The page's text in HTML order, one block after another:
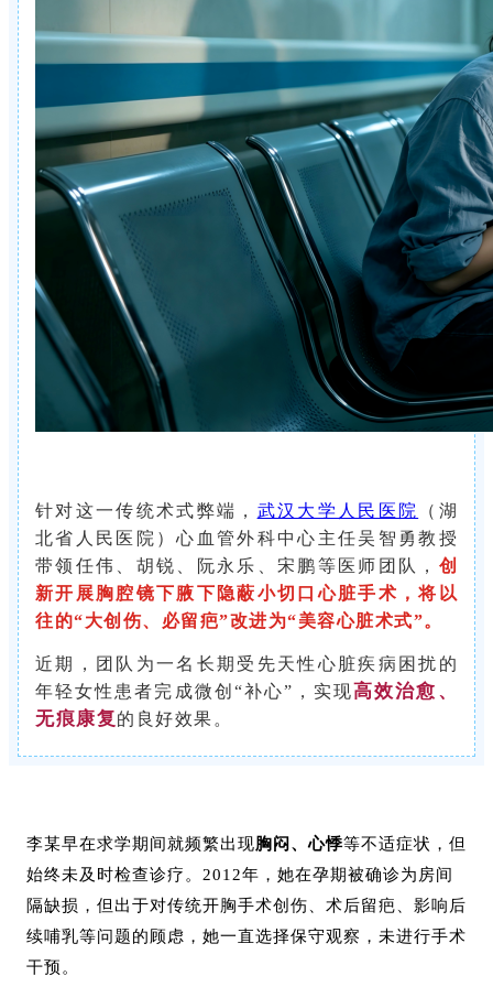
针对这一传统术式弊端， 武汉大学人民医院
（湖
北省人民医院）心血管外科中心主任吴智勇教授
带领任伟、胡锐、阮永乐、宋鹏等医师团队， 创
新开展胸腔镜下腋下隐蔽小切口心脏手术，将以
往的“大创伤、必留疤”改进为“美容心脏术式”。
近期，团队为一名长期受先天性心脏疾病困扰的
年轻女性患者完成微创“补心”，实现高效治愈、
无痕康复的良好效果。
李某早在求学期间就频繁出现胸闷、心悸等不适症状，但
始终未及时检查诊疗。2012年，她在孕期被确诊为房间
隔缺损，但出于对传统开胸手术创伤、术后留疤、影响后
续哺乳等问题的顾虑，她一直选择保守观察，未进行手术
干预。